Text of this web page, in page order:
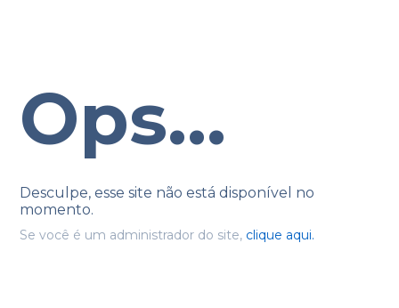
Ops...
Desculpe, esse site não está disponível no
momento.
Se você é um administrador do site, clique aqui.